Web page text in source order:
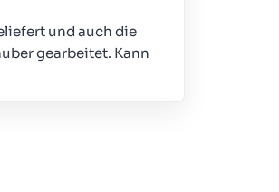
und auch die
gearbeitet. Kann